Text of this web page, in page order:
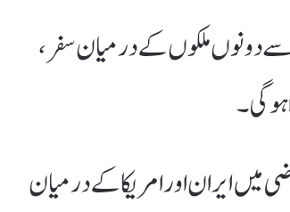
دونوں ملکوں کے درمیان سفر،
ہوگی۔
میں ایران اور امریکا کے درمیان